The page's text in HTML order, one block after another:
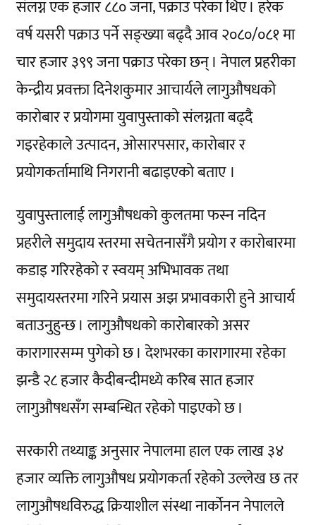
संलग्न एक हजार ८८० जना, पक्राउ परेका थिए । हरेक
वर्ष यसरी पक्राउ पर्ने सङ्ख्या बढ्दै आव २०८०/०८१ मा
चार हजार ३९९ जना पक्राउ परेका छन् । नेपाल प्रहरीका
केन्द्रीय प्रवक्ता दिनेशकुमार आचार्यले लागुऔषधको
कारोबार र प्रयोगमा युवापुस्ताको संलग्नता बढ्दै
गइरहेकाले उत्पादन, ओसारपसार, कारोबार र
प्रयोगकर्तामाथि निगरानी बढाइएको बताए ।
युवापुस्तालाई लागुऔषधको कुलतमा फस्न नदिन
प्रहरीले समुदाय स्तरमा सचेतनासँगै प्रयोग र कारोबारमा
कडाइ गरिरहेको र स्वयम् अभिभावक तथा
समुदायस्तरमा गरिने प्रयास अझ प्रभावकारी हुने आचार्य
बताउनुहुन्छ । लागुऔषधको कारोबारको असर
कारागारसम्म पुगेको छ । देशभरका कारागारमा रहेका
झन्डै २८ हजार कैदीबन्दीमध्ये करिब सात हजार
लागुऔषधसँग सम्बन्धित रहेको पाइएको छ ।
सरकारी तथ्याङ्क अनुसार नेपालमा हाल एक लाख ३४
हजार व्यक्ति लागुऔषध प्रयोगकर्ता रहेको उल्लेख छ तर
लागुऔषधविरुद्ध क्रियाशील संस्था नार्कोनन नेपालले